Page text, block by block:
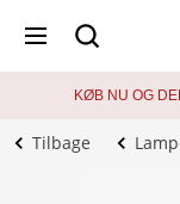
KØB NU OG
Tilbage